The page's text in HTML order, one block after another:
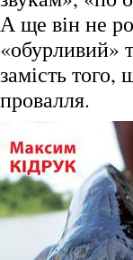
А ще він не
«обурливий»
замість
провалля.